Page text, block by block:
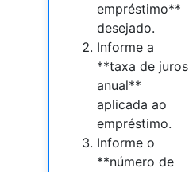
empréstimo**
desejado.
Informe a
**taxa de juros
anual**
aplicada ao
empréstimo.
Informe o
**número de